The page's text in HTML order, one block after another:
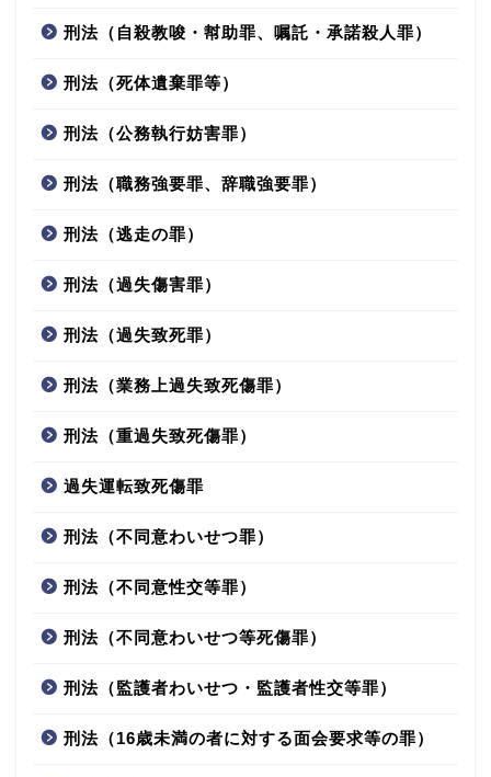
刑法（自殺教唆・幇助罪、嘱託・承諾殺人罪）
刑法（死体遺棄罪等）
刑法（公務執行妨害罪）
刑法（職務強要罪、辞職強要罪）
刑法（逃走の罪）
刑法（過失傷害罪）
刑法（過失致死罪）
刑法（業務上過失致死傷罪）
刑法（重過失致死傷罪）
過失運転致死傷罪
刑法（不同意わいせつ罪）
刑法（不同意性交等罪）
刑法（不同意わいせつ等死傷罪）
刑法（監護者わいせつ・監護者性交等罪）
刑法（16歳未満の者に対する面会要求等の罪）